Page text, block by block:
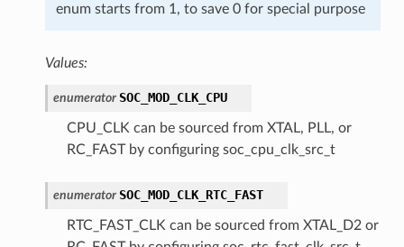
enum starts from 1, to save 0 for special purpose
Values:
enumerator SOC_MOD_CLK_CPU
CPU_CLK can be sourced from XTAL, PLL, or
RC_FAST by configuring soc_cpu_clk_src_t
enumerator SOC_MOD_CLK_RTC_FAST
RTC_FAST_CLK can be sourced from XTAL_D2 or